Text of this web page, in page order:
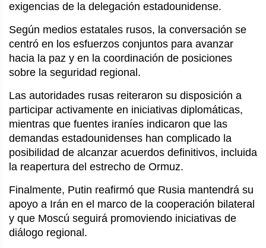
exigencias de la delegación estadounidense.
Según medios estatales rusos, la conversación se
centró en los esfuerzos conjuntos para avanzar
hacia la paz y en la coordinación de posiciones
sobre la seguridad regional.
Las autoridades rusas reiteraron su disposición a
participar activamente en iniciativas diplomáticas,
mientras que fuentes iraníes indicaron que las
demandas estadounidenses han complicado la
posibilidad de alcanzar acuerdos definitivos, incluida
la reapertura del estrecho de Ormuz.
Finalmente, Putin reafirmó que Rusia mantendrá su
apoyo a Irán en el marco de la cooperación bilateral
y que Moscú seguirá promoviendo iniciativas de
diálogo regional.